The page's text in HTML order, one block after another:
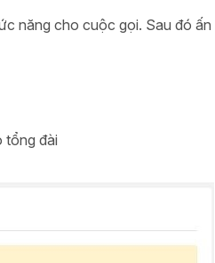
năng cho cuộc gọi. Sau đó ấn
tổng đài